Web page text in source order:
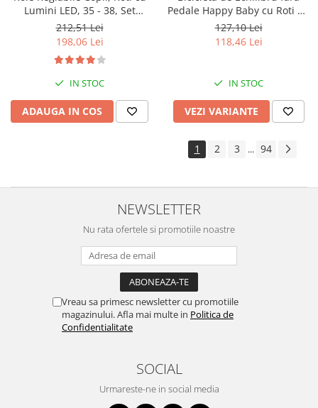
Lumini LED, 35 - 38, Set
Protectie - ROZ
212,51 Lei
198,06 Lei
IN STOC
ADAUGA IN COS
Pedale Happy Baby cu Roti de
Cauciuc
127,10 Lei
118,46 Lei
IN STOC
VEZI VARIANTE
1 2 3 ... 94
NEWSLETTER
Nu rata ofertele si promotiile noastre
Vreau sa primesc newsletter cu promotiile
magazinului. Afla mai multe in Politica de
Confidentialitate
SOCIAL
Urmareste-ne in social media